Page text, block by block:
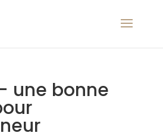
une bonne